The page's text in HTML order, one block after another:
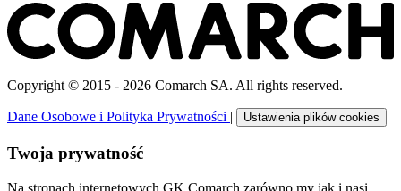
Copyright © 2015 - 2026 Comarch SA. All rights reserved.
Dane Osobowe i Polityka Prywatności | Ustawienia plików cookies
Twoja prywatność
Na stronach internetowych GK Comarch zarówno my jak i nasi